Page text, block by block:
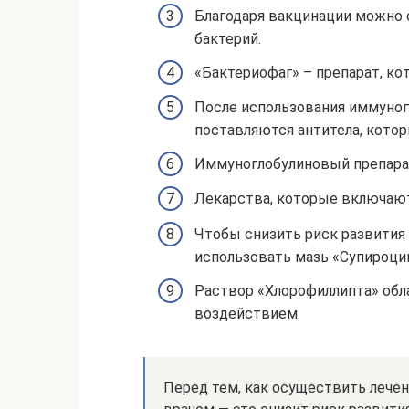
Благодаря вакцинации
бактерий.
«Бактериофаг» – препарат,
После использования
поставляются антитела,
Иммуноглобулиновый
Лекарства, которые
Чтобы снизить риск
использовать мазь
Раствор «Хлорофиллипта»
воздействием.
Перед тем, как осуществить